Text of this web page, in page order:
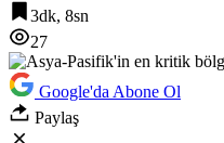
3dk, 8sn
27
Google'da Abone Ol
Paylaş